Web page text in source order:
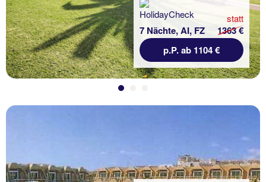
7 Nächte, AI, FZ
statt
1363 €
p.P. ab 1104 €